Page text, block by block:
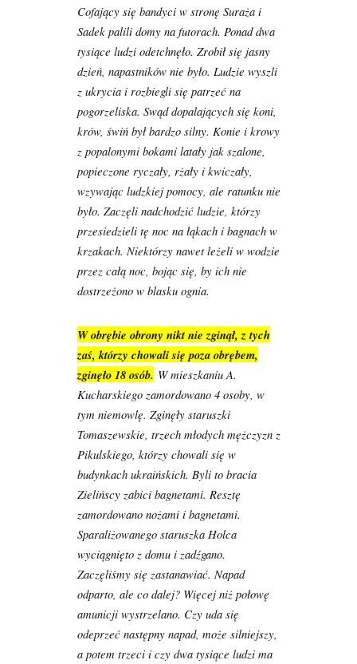
Cofający się bandyci w stronę Suraża i
Sadek palili domy na futorach. Ponad dwa
tysiące ludzi odetchnęło. Zrobił się jasny
dzień, napastników nie było. Ludzie wyszli
z ukrycia i rozbiegli się patrzeć na
pogorzeliska. Swąd dopalających się koni,
krów, świń był bardzo silny. Konie i krowy
z popalonymi bokami latały jak szalone,
popieczone ryczały, rżały i kwiczały,
wzywając ludzkiej pomocy, ale ratunku nie
było. Zaczęli nadchodzić ludzie, którzy
przesiedzieli tę noc na łąkach i bagnach w
krzakach. Niektórzy nawet leżeli w wodzie
przez całą noc, bojąc się, by ich nie
dostrzeżono w blasku ognia.
W obrębie obrony nikt nie zginął, z tych
zaś, którzy chowali się poza obrębem,
zginęło 18 osób. W mieszkaniu A.
Kucharskiego zamordowano 4 osoby, w
tym niemowlę. Zginęły staruszki
Tomaszewskie, trzech młodych mężczyzn z
Pikulskiego, którzy chowali się w
budynkach ukraińskich. Byli to bracia
Zielińscy zabici bagnetami. Resztę
zamordowano nożami i bagnetami.
Sparaliżowanego staruszka Holca
wyciągnięto z domu i zadźgano.
Zaczęliśmy się zastanawiać. Napad
odparto, ale co dalej? Więcej niż połowę
amunicji wystrzelano. Czy uda się
odeprzeć następny napad, może silniejszy,
a potem trzeci i czy dwa tysiące ludzi ma